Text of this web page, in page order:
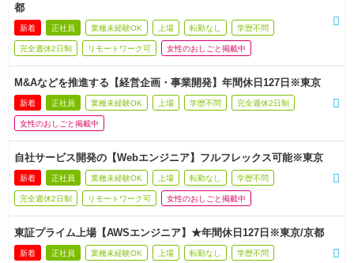
都
新着 正社員 業種未経験OK 上場 転勤なし 学歴不問
完全週休2日制 リモートワーク可 女性のおしごと掲載中
M&Aなどを推進する【経営企画・事業開発】年間休日127日※東京
新着 正社員 業種未経験OK 上場 学歴不問 完全週休2日制
女性のおしごと掲載中
自社サービス開発の【Webエンジニア】フルフレックス可能※東京
新着 正社員 業種未経験OK 上場 転勤なし 学歴不問
完全週休2日制 リモートワーク可 女性のおしごと掲載中
東証プライム上場【AWSエンジニア】★年間休日127日※東京/京都
新着 正社員 業種未経験OK 上場 転勤なし 学歴不問